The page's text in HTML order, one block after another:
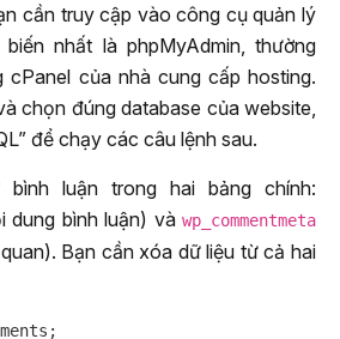
cần truy cập vào công cụ quản lý
nhất là phpMyAdmin, thường
của nhà cung cấp hosting.
chọn đúng database của website,
để chạy các câu lệnh sau.
bình luận trong hai bảng chính:
dung bình luận) và wp_commentmeta
Bạn cần xóa dữ liệu từ cả hai